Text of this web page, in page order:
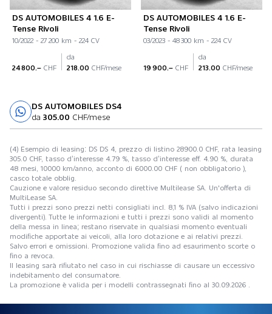
DS AUTOMOBILES 4 1.6 E-
Tense Rivoli
10/2022 - 27 200 km - 224 CV
24 800.– CHF
da
218.00 CHF/mese
DS AUTOMOBILES 4 1.6 E-
Tense Rivoli
03/2023 - 48 300 km - 224 CV
19 900.– CHF
da
213.00 CHF/mese
DS AUTOMOBILES DS4
da 305.00 CHF/mese
(4) Esempio di leasing: DS DS 4, prezzo di listino 28900.0 CHF, rata leasing
305.0 CHF, tasso d’interesse 4.79 %, tasso d’interesse eff. 4.90 %, durata
48 mesi, 10000 km/anno, acconto di 6000.00 CHF ( non obbligatorio ),
casco totale obblig.
Cauzione e valore residuo secondo direttive Multilease SA. Un'offerta di
MultiLease SA.
Tutti i prezzi sono prezzi netti consigliati incl. 8,1 % IVA (salvo indicazioni
divergenti). Tutte le informazioni e tutti i prezzi sono validi al momento
della messa in linea; restano riservate in qualsiasi momento eventuali
modifiche apportate ai veicoli, alla loro dotazione e ai relativi prezzi.
Salvo errori e omissioni. Promozione valida fino ad esaurimento scorte o
fino a revoca.
Il leasing sarà rifiutato nel caso in cui rischiasse di causare un eccessivo
indebitamento del consumatore.
La promozione è valida per i modelli contrassegnati fino al 30.09.2026 .